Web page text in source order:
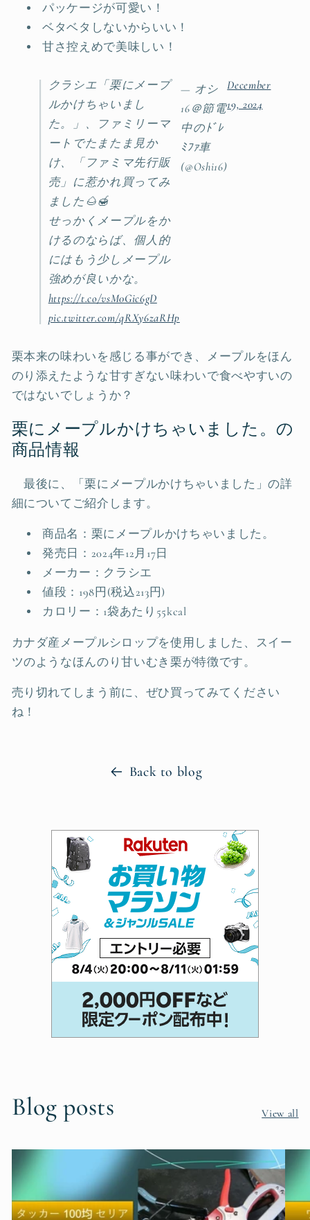
パッケージが可愛い！
ベタベタしないからいい！
甘さ控えめで美味しい！
クラシエ「栗にメープ
ルかけちゃいまし
た。」、ファミリーマ
ートでたまたま見か
け、「ファミマ先行販
売」に惹かれ買ってみ
ました🌰🍯
せっかくメープルをか
けるのならば、個人的
にはもう少しメープル
強めが良いかな。
https://t.co/vsM0Gic6gD
pic.twitter.com/qRXy6zaRHp
— オシ
16＠節電
中のﾄﾞﾚ
ﾐﾌｧ車
(@Oshi16)
December
19, 2024
栗本来の味わいを感じる事ができ、メープルをほん
のり添えたような甘すぎない味わいで食べやすいの
ではないでしょうか？
栗にメープルかけちゃいました。の
商品情報
最後に、「栗にメープルかけちゃいました」の詳
細についてご紹介します。
商品名：栗にメープルかけちゃいました。
発売日：2024年12月17日
メーカー：クラシエ
値段：198円(税込213円)
カロリー：1袋あたり55kcal
カナダ産メープルシロップを使用しました、スイー
ツのようなほんのり甘いむき栗が特徴です。
売り切れてしまう前に、ぜひ買ってみてください
ね！
Back to blog
Blog posts View all